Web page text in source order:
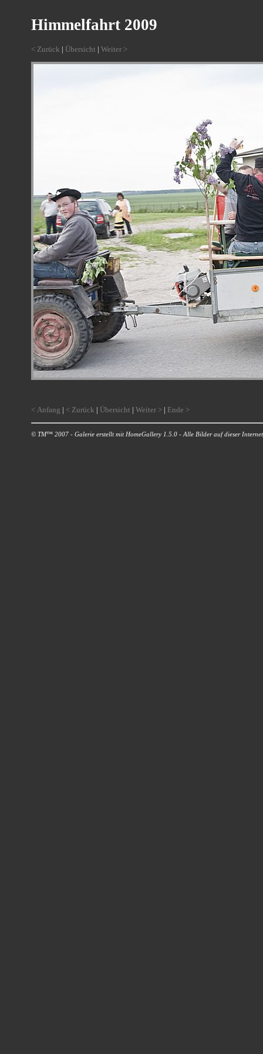
Himmelfahrt 2009
< Zurück | Übersicht |Weiter >
< Anfang | < Zurück | Übersicht |Weiter > | Ende >
© TM™ 2007 - Galerie erstellt mit HomeGallery 1.5.0 - Alle Bilder auf dieser